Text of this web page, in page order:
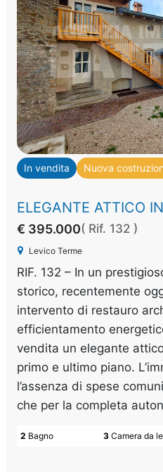
In vendita Nuova
ELEGANTE ATTICO
€ 395.000( Rif. 132 )
Levico Terme
RIF. 132 – In un
storico, recentemente
intervento di restauro
efficientamento
vendita un elegante
primo e ultimo piano.
l’assenza di spese
che per la completa
3 Camera da
2 Bagno